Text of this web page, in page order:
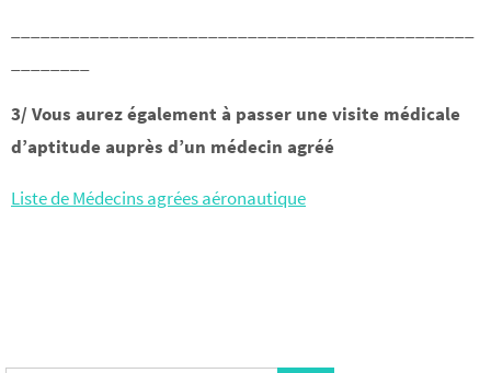
3/ Vous aurez également à passer une visite médicale
d’aptitude auprès d’un médecin agréé
Liste de Médecins agrées aéronautique